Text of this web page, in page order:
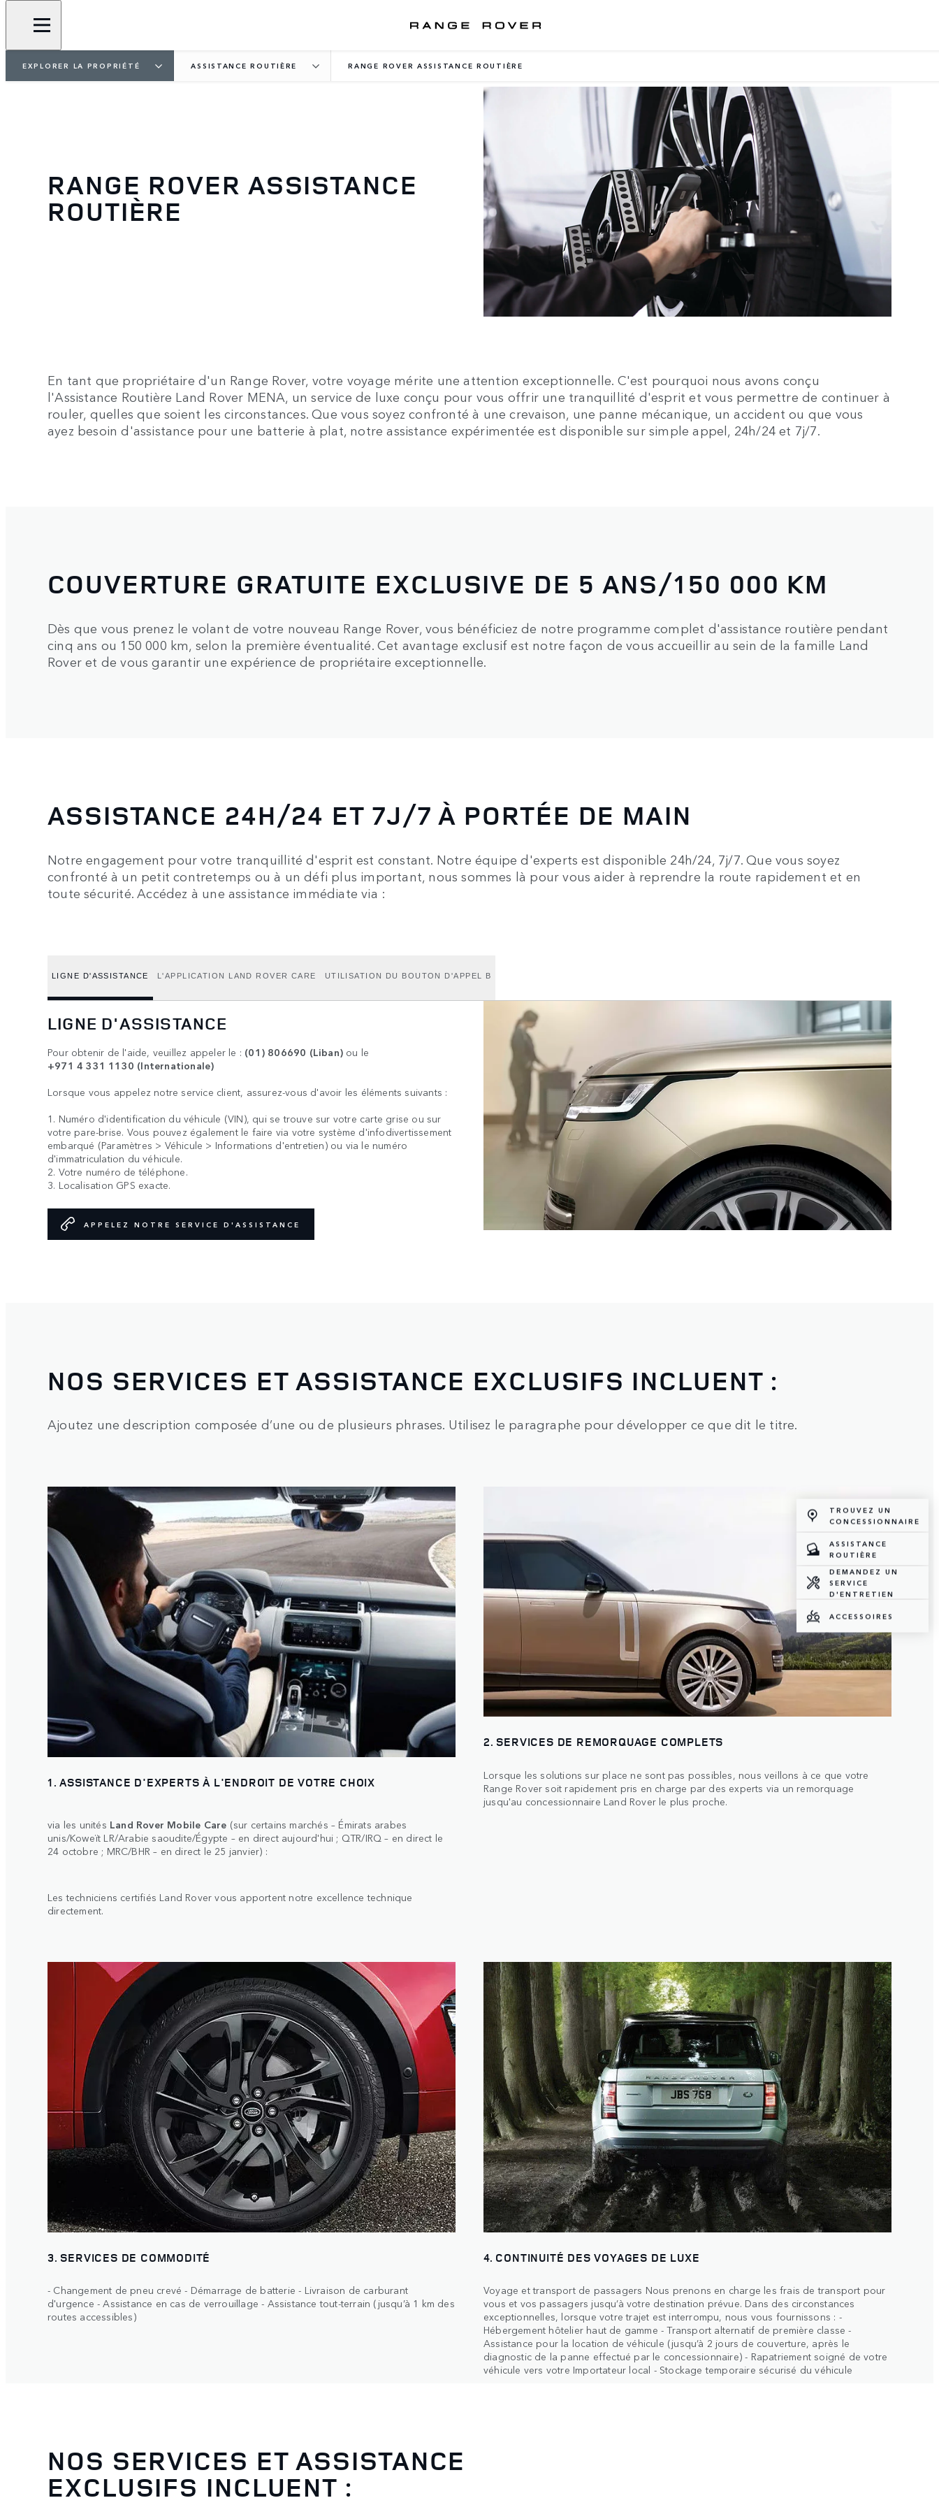
EXPLORER LA PROPRIÉTÉ ASSISTANCE ROUTIÈRE RANGE ROVER ASSISTANCE ROUTIÈRE
RANGE ROVER ASSISTANCE
ROUTIÈRE
En tant que propriétaire d'un Range Rover, votre voyage mérite une attention exceptionnelle. C'est pourquoi nous avons conçu
l'Assistance Routière Land Rover MENA, un service de luxe conçu pour vous offrir une tranquillité d'esprit et vous permettre de continuer à
rouler, quelles que soient les circonstances. Que vous soyez confronté à une crevaison, une panne mécanique, un accident ou que vous
ayez besoin d'assistance pour une batterie à plat, notre assistance expérimentée est disponible sur simple appel, 24h/24 et 7j/7.
COUVERTURE GRATUITE EXCLUSIVE DE 5 ANS/150 000 KM
Dès que vous prenez le volant de votre nouveau Range Rover, vous bénéficiez de notre programme complet d'assistance routière pendant
cinq ans ou 150 000 km, selon la première éventualité. Cet avantage exclusif est notre façon de vous accueillir au sein de la famille Land
Rover et de vous garantir une expérience de propriétaire exceptionnelle.
ASSISTANCE 24H/24 ET 7J/7 À PORTÉE DE MAIN
Notre engagement pour votre tranquillité d'esprit est constant. Notre équipe d'experts est disponible 24h/24, 7j/7. Que vous soyez
confronté à un petit contretemps ou à un défi plus important, nous sommes là pour vous aider à reprendre la route rapidement et en
toute sécurité. Accédez à une assistance immédiate via :
LIGNE D'ASSISTANCE L'APPLICATION LAND ROVER CARE UTILISATION DU BOUTON D'APPEL B
LIGNE D'ASSISTANCE
Pour obtenir de l'aide, veuillez appeler le : (01) 806690 (Liban) ou le
+971 4 331 1130 (Internationale)
Lorsque vous appelez notre service client, assurez-vous d'avoir les éléments suivants :
1. Numéro d'identification du véhicule (VIN), qui se trouve sur votre carte grise ou sur
votre pare-brise. Vous pouvez également le faire via votre système d'infodivertissement
embarqué (Paramètres > Véhicule > Informations d'entretien) ou via le numéro
d'immatriculation du véhicule.
2. Votre numéro de téléphone.
3. Localisation GPS exacte.
APPELEZ NOTRE SERVICE D'ASSISTANCE
NOS SERVICES ET ASSISTANCE EXCLUSIFS INCLUENT :
Ajoutez une description composée d’une ou de plusieurs phrases. Utilisez le paragraphe pour développer ce que dit le titre.
1. ASSISTANCE D'EXPERTS À L'ENDROIT DE VOTRE CHOIX
via les unités Land Rover Mobile Care (sur certains marchés – Émirats arabes
unis/Koweït LR/Arabie saoudite/Égypte – en direct aujourd'hui ; QTR/IRQ – en direct le
24 octobre ; MRC/BHR – en direct le 25 janvier) :
Les techniciens certifiés Land Rover vous apportent notre excellence technique
directement.
2. SERVICES DE REMORQUAGE COMPLETS
Lorsque les solutions sur place ne sont pas possibles, nous veillons à ce que votre
Range Rover soit rapidement pris en charge par des experts via un remorquage
jusqu'au concessionnaire Land Rover le plus proche.
3. SERVICES DE COMMODITÉ
- Changement de pneu crevé - Démarrage de batterie - Livraison de carburant
d'urgence - Assistance en cas de verrouillage - Assistance tout-terrain (jusqu’à 1 km des
routes accessibles)
4. CONTINUITÉ DES VOYAGES DE LUXE
Voyage et transport de passagers Nous prenons en charge les frais de transport pour
vous et vos passagers jusqu’à votre destination prévue. Dans des circonstances
exceptionnelles, lorsque votre trajet est interrompu, nous vous fournissons : -
Hébergement hôtelier haut de gamme - Transport alternatif de première classe -
Assistance pour la location de véhicule (jusqu’à 2 jours de couverture, après le
diagnostic de la panne effectué par le concessionnaire) - Rapatriement soigné de votre
véhicule vers votre Importateur local - Stockage temporaire sécurisé du véhicule
NOS SERVICES ET ASSISTANCE
EXCLUSIFS INCLUENT :
TROUVEZ UN
CONCESSIONNAIRE
ASSISTANCE
ROUTIÈRE
DEMANDEZ UN
SERVICE
D'ENTRETIEN
ACCESSOIRES